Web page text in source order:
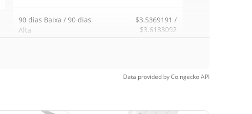
90 dias Baixa / 90 dias
Alta
$3.5369191 /
$3.6133092
Oct 6, 2025 (10 meses
40.36%
Data provided byCoingeckoAPI